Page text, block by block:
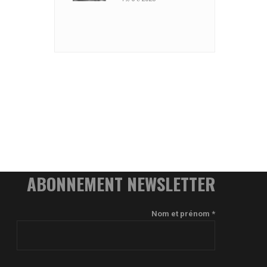
ABONNEMENT NEWSLETTER
Nom et prénom *